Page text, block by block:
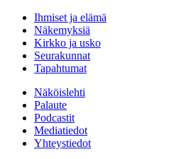
Ihmiset ja elämä
Näkemyksiä
Kirkko ja usko
Seurakunnat
Tapahtumat
Näköislehti
Palaute
Podcastit
Mediatiedot
Yhteystiedot